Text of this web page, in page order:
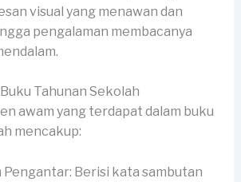
visual yang menawan dan
pengalaman membacanya
Tahunan Sekolah
awam yang terdapat dalam buku
mencakup:
Pengantar: Berisi kata sambutan